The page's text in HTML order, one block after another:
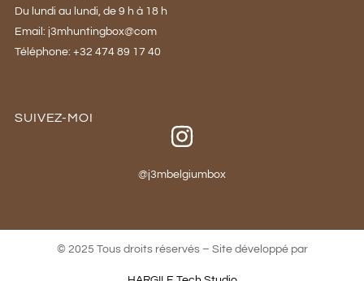
Du lundi au lundi, de 9 h à 18 h
Email: j3mhuntingbox@com
Téléphone: +32 474 89 17 40
SUIVEZ-MOI
@j3mbelgiumbox
© 2025 Tous droits réservés – Site développé par